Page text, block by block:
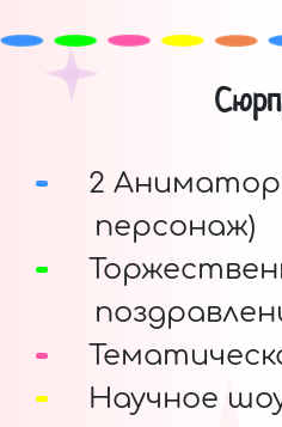
2
персонаж)
Научное